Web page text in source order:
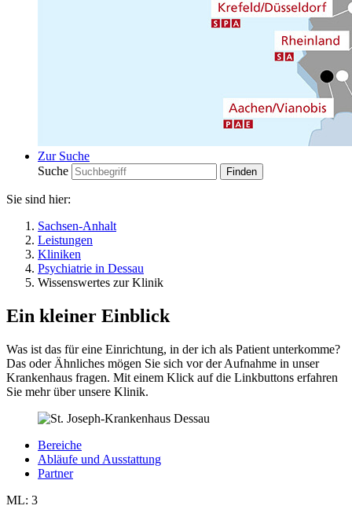
Zur Suche
Suche
Sie sind hier:
Sachsen-Anhalt
Leistungen
Kliniken
Psychiatrie in Dessau
Wissenswertes zur Klinik
Ein kleiner Einblick
Was ist das für eine Einrichtung, in der ich als Patient unterkomme?
Das oder Ähnliches mögen Sie sich vor der Aufnahme in unser
Krankenhaus fragen. Mit einem Klick auf die Linkbuttons erfahren
Sie mehr über unsere Klinik.
Bereiche
Abläufe und Ausstattung
Partner
ML: 3